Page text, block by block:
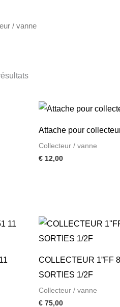
/ vanne
Attache pour
Collecteur / vanne
€ 12,00
COLLECTEUR 1”FF
SORTIES 1/2F
Collecteur / vanne
€ 75,00